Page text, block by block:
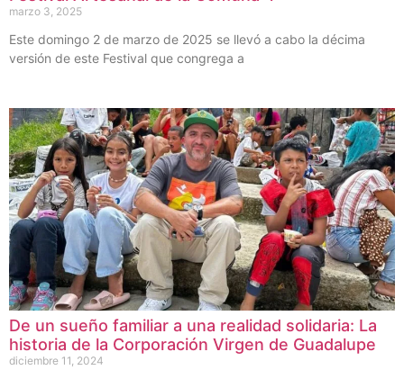
marzo 3, 2025
Este domingo 2 de marzo de 2025 se llevó a cabo la décima
versión de este Festival que congrega a
De un sueño familiar a una realidad solidaria: La
historia de la Corporación Virgen de Guadalupe
diciembre 11, 2024